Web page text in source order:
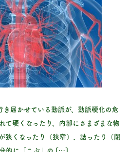
き届かせている動脈が、動脈硬化の危
て硬くなったり、内部にさまざまな物
狭くなったり（狭窄）、詰ったり（閉
的に「こぶ」の […]